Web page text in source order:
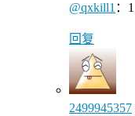
@qxkill1 ： 1
回复
2499945357